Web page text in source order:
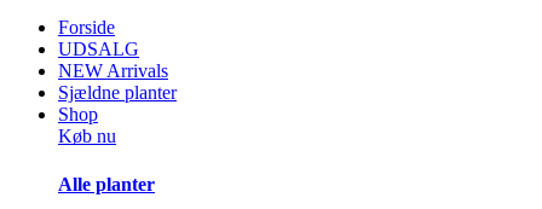
Forside
UDSALG
NEW Arrivals
Sjældne planter
Shop
Køb nu
Alle planter